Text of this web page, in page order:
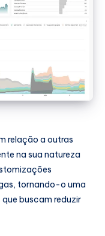
relação a outras
na sua natureza
tornando-o uma
buscam reduzir